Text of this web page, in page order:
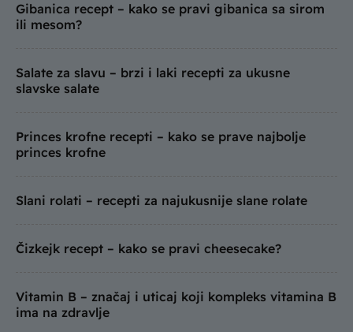
Gibanica recept – kako se pravi gibanica sa sirom
ili mesom?
Salate za slavu – brzi i laki recepti za ukusne
slavske salate
Princes krofne recepti – kako se prave najbolje
princes krofne
Slani rolati – recepti za najukusnije slane rolate
Čizkejk recept – kako se pravi cheesecake?
Vitamin B – značaj i uticaj koji kompleks vitamina B
ima na zdravlje